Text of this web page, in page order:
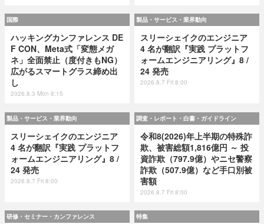
国際
ハッキングカンファレンス DE
F CON、Meta式「変態メガ
ネ」全面禁止（度付きもNG）
広がるスマートグラス締め出
し
2026.8.3 Mon 8:15
製品・サービス・業界動向
スリーシェイクのエンジニア
4 名が翻訳『実践 プラットフ
ォームエンジニアリング』8 /
24 発売
2026.8.7 Fri 8:00
製品・サービス・業界動向
スリーシェイクのエンジニア
4 名が翻訳『実践 プラットフ
ォームエンジニアリング』8 /
24 発売
2026.8.7 Fri 8:00
調査・レポート・白書・ガイドライン
令和8(2026)年上半期の特殊詐
欺、被害総額1,816億円 ～ 投
資詐欺（797.9億）やニセ警察
詐欺（507.9億）など手口別被
害額
2026.8.7 Fri 8:00
研修・セミナー・カンファレンス 特集